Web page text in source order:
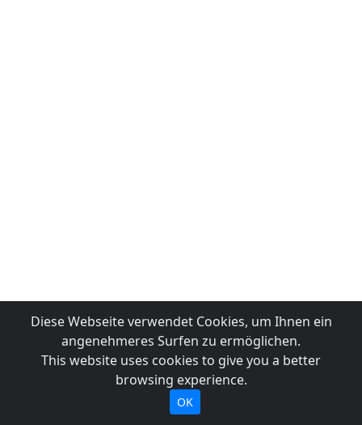
Diese Webseite verwendet Cookies, um Ihnen ein
angenehmeres Surfen zu ermöglichen.
This website uses cookies to give you a better
browsing experience.
OK